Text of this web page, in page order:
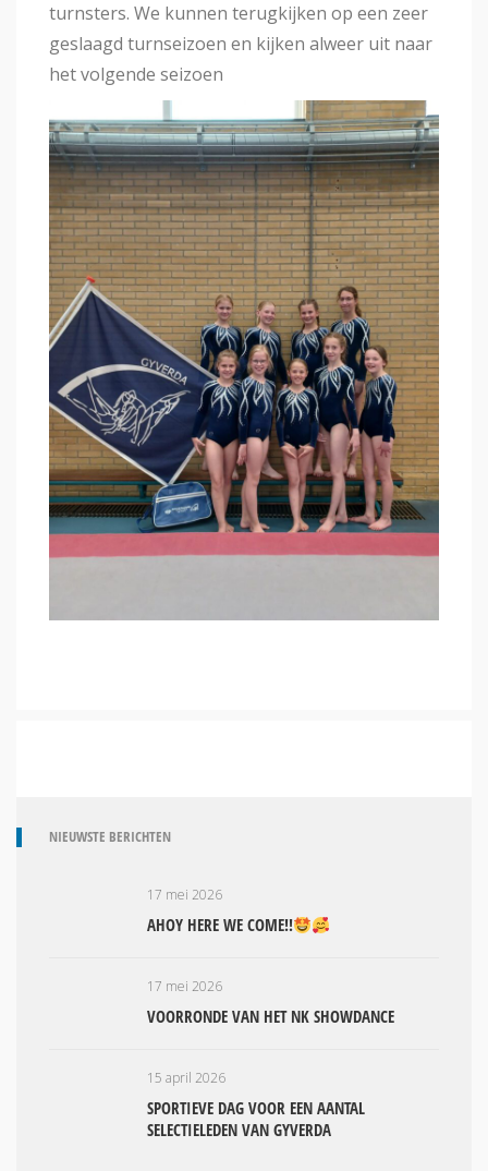
turnsters. We kunnen terugkijken op een zeer
geslaagd turnseizoen en kijken alweer uit naar
het volgende seizoen
NIEUWSTE BERICHTEN
17 mei 2026
AHOY HERE WE COME!!
17 mei 2026
VOORRONDE VAN HET NK SHOWDANCE
15 april 2026
SPORTIEVE DAG VOOR EEN AANTAL
SELECTIELEDEN VAN GYVERDA